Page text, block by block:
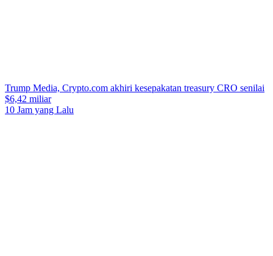
Trump Media, Crypto.com akhiri kesepakatan treasury CRO senilai
$6,42 miliar
10 Jam yang Lalu